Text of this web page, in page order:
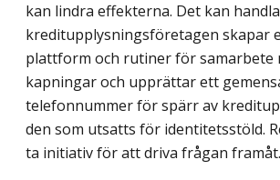
kan lindra effekterna. Det kan
kreditupplysningsföretagen skapar
plattform och rutiner för samarbete
kapningar och upprättar ett
telefonnummer för spärr av
den som utsatts för identitetsstöld.
ta initiativ för att driva frågan framåt.